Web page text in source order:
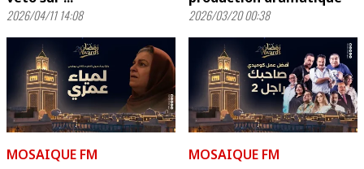
2026/04/11 14:08 2026/03/20 00:38
MOSAIQUE FM
MOSAIQUE FM